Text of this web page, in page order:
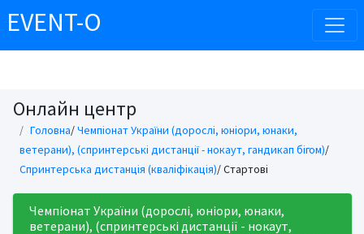
EVENT-O
Онлайн центр
Головна/Чемпіонат України (дорослі, юніори, юнаки,
ветерани), (спринтерські дистанції - нокаут, гандикап бігом)/
Спринтерська дистанція (кваліфікація)/ Стартові
Чемпіонат України (дорослі, юніори, юнаки,
ветерани), (спринтерські дистанції - нокаут,